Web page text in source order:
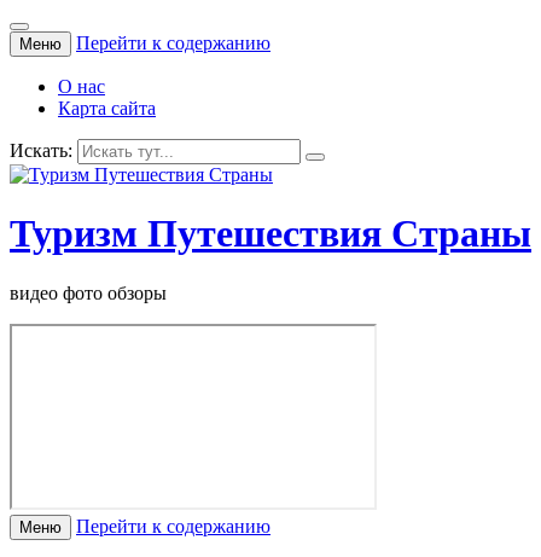
Меню Перейти к содержанию
О нас
Карта сайта
Искать:
Туризм Путешествия Страны
видео фото обзоры
Меню Перейти к содержанию